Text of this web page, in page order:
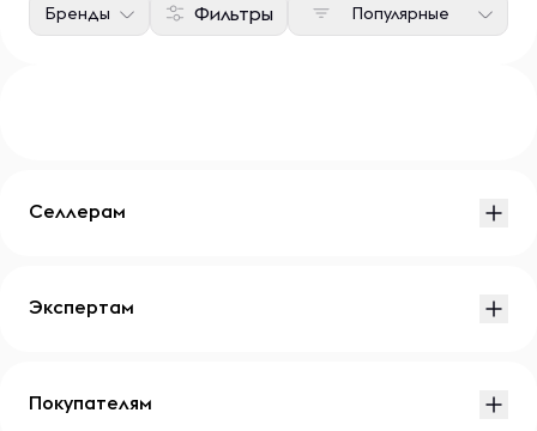
Фильтры
Бренды Популярные
Селлерам
Экспертам
Покупателям